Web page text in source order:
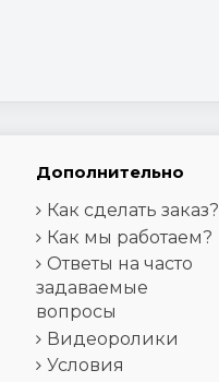
Дополнительно
Как сделать заказ?
Как мы работаем?
Ответы на часто
задаваемые
вопросы
Видеоролики
Условия